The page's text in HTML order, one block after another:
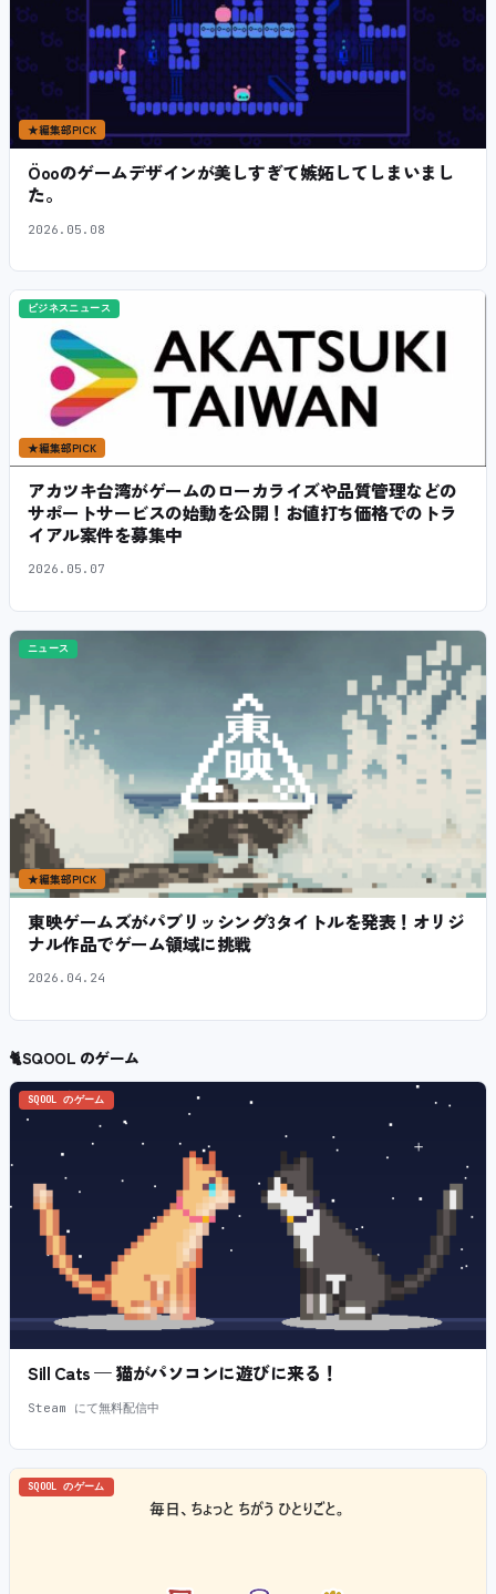
★編集部PICK
Öooのゲームデザインが美しすぎて嫉妬してしまいまし
た。
2026.05.08
ビジネスニュース
★編集部PICK
アカツキ台湾がゲームのローカライズや品質管理などの
サポートサービスの始動を公開！お値打ち価格でのトラ
イアル案件を募集中
2026.05.07
ニュース
★編集部PICK
東映ゲームズがパブリッシング3タイトルを発表！オリジ
ナル作品でゲーム領域に挑戦
2026.04.24
🐈SQOOL のゲーム
SQOOL のゲーム
Sill Cats — 猫がパソコンに遊びに来る！
Steam にて無料配信中
SQOOL のゲーム